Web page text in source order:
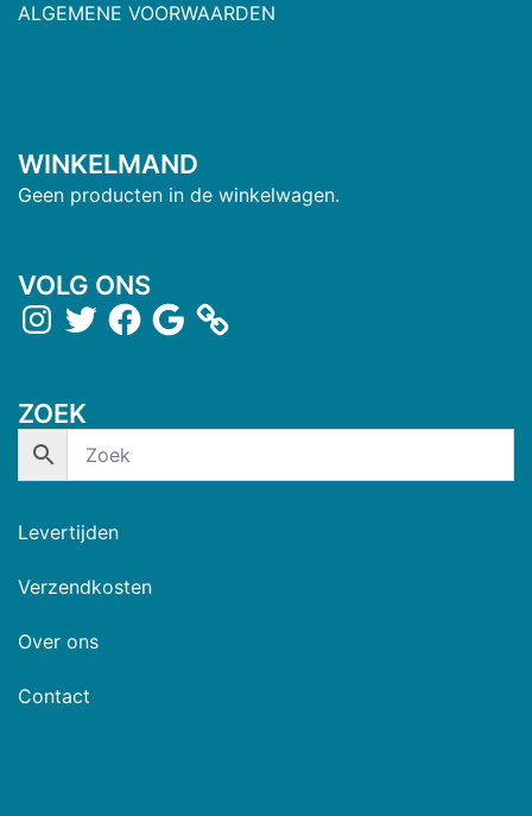
ALGEMENE VOORWAARDEN
WINKELMAND
Geen producten in de winkelwagen.
VOLG ONS
ZOEK
Levertijden
Verzendkosten
Over ons
Contact